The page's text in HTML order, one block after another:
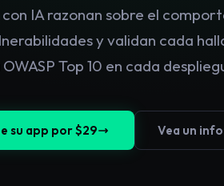
IA razonan sobre el
y validan cada
Top 10 en cada
su app por $29 Vea un